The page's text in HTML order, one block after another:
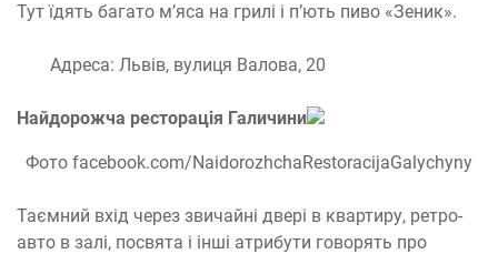
Тут їдять багато м’яса на грилі і п’ють пиво «Зеник».
Адреса: Львів, вулиця Валова, 20
Найдорожча ресторація Галичини
Фото facebook.com/NaidorozhchaRestoracijaGalychyny
Таємний вхід через звичайні двері в квартиру, ретро-
авто в залі, посвята і інші атрибути говорять про